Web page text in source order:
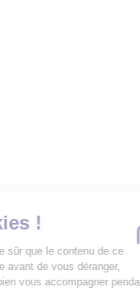
Les Cookies
On a attendu d'être sûr
site vous intéresse avant
mais on aimerait bien